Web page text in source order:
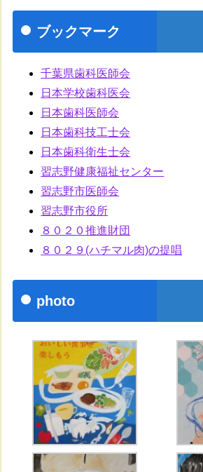
ブックマーク
千葉県歯科医師会
日本学校歯科医会
日本歯科医師会
日本歯科技工士会
日本歯科衛生士会
習志野健康福祉センター
習志野市医師会
習志野市役所
８０２０推進財団
８０２９(ハチマル肉)の提唱
photo